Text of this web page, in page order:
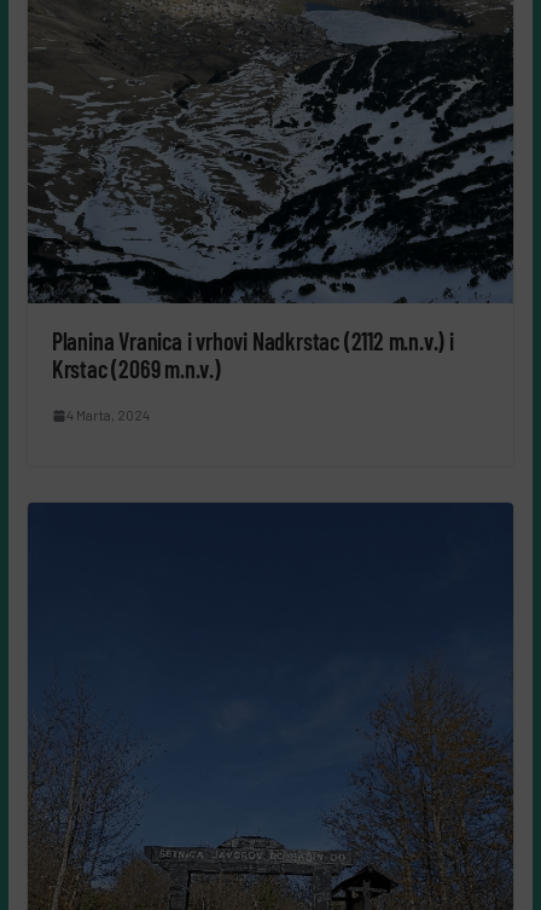
Planina Vranica i vrhovi Nadkrstac (2112 m.n.v.) i
Krstac (2069 m.n.v.)
4 Marta, 2024